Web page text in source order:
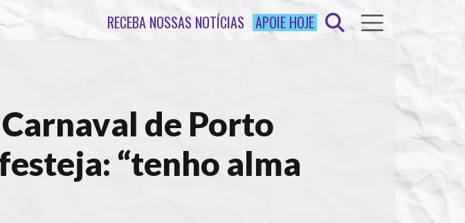
RECEBA NOSSAS NOTÍCIAS APOIE HOJE
de Porto
“tenho alma